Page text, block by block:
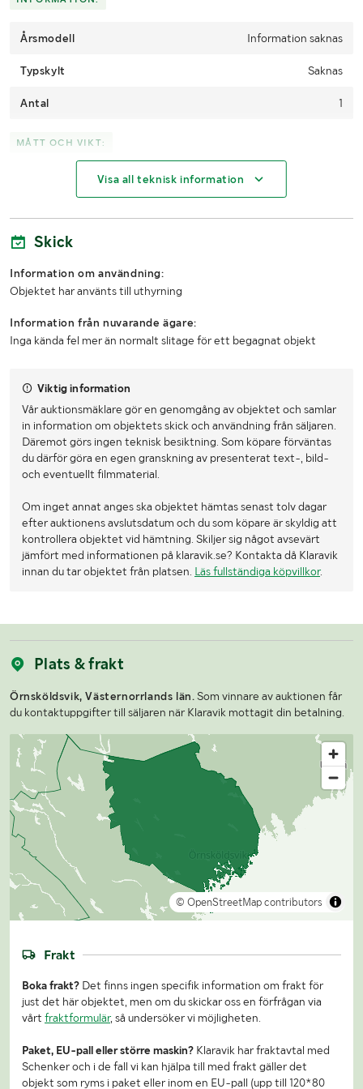
Årsmodell Information saknas
Typskylt Saknas
Antal 1
MÅTT OCH VIKT:
LASTHJÄLPSINFORMATION:
Visa all teknisk information
Skick
Information om användning:
Objektet har använts till uthyrning
Information från nuvarande ägare:
Inga kända fel mer än normalt slitage för ett begagnat objekt
Viktig information
Vår auktionsmäklare gör en genomgång av objektet och samlar
in information om objektets skick och användning från säljaren.
Däremot görs ingen teknisk besiktning. Som köpare förväntas
du därför göra en egen granskning av presenterat text-, bild-
och eventuellt filmmaterial.
Om inget annat anges ska objektet hämtas senast tolv dagar
efter auktionens avslutsdatum och du som köpare är skyldig att
kontrollera objektet vid hämtning. Skiljer sig något avsevärt
jämfört med informationen på klaravik.se? Kontakta då Klaravik
innan du tar objektet från platsen. Läs fullständiga köpvillkor.
Plats & frakt
Örnsköldsvik, Västernorrlands län. Som vinnare av auktionen får
du kontaktuppgifter till säljaren när Klaravik mottagit din betalning.
© OpenStreetMap contributors
Frakt
Boka frakt? Det finns ingen specifik information om frakt för
just det här objektet, men om du skickar oss en förfrågan via
vårt fraktformulär, så undersöker vi möjligheten.
Paket, EU-pall eller större maskin? Klaravik har fraktavtal med
Schenker och i de fall vi kan hjälpa till med frakt gäller det
objekt som ryms i paket eller inom en EU-pall (upp till 120*80